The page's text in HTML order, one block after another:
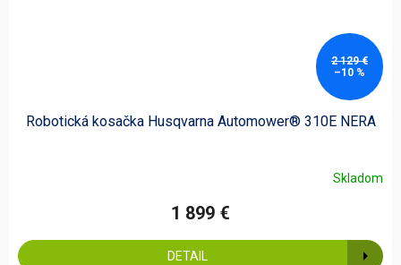
2 129 €
–10 %
Robotická kosačka Husqvarna Automower® 310E NERA
Skladom
1 899 €
DETAIL